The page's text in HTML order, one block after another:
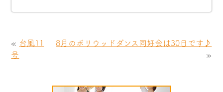
« 台風11
号
8月のボリウッドダンス同好会は30日です♪
»